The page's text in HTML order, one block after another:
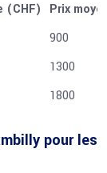
(CHF)
Prix
900
1300
1800
pour les